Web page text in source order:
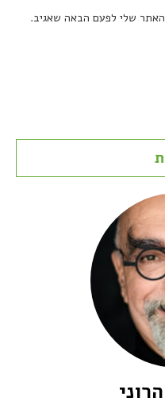
שלי לפעם הבאה שאגיב.